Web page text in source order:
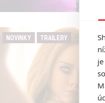
NOVINKY TRAILERY